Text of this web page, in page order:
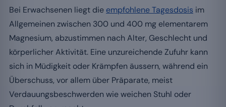
Bei Erwachsenen liegt die empfohlene Tagesdosis im
Allgemeinen zwischen 300 und 400 mg elementarem
Magnesium, abzustimmen nach Alter, Geschlecht und
körperlicher Aktivität. Eine unzureichende Zufuhr kann
sich in Müdigkeit oder Krämpfen äussern, während ein
Überschuss, vor allem über Präparate, meist
Verdauungsbeschwerden wie weichen Stuhl oder